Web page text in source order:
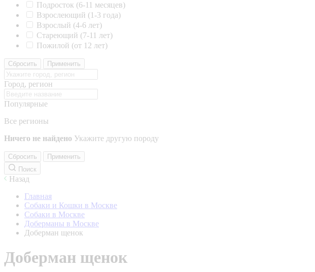
Подросток (6-11 месяцев)
Взрослеющий (1-3 года)
Взрослый (4-6 лет)
Стареющий (7-11 лет)
Пожилой (от 12 лет)
Сбросить Применить
Город, регион
Популярные
Все регионы
Ничего не найдено Укажите другую породу
Сбросить
Применить
Поиск
Назад
Главная
Собаки и Кошки в Москве
Собаки в Москве
Доберманы в Москве
Доберман щенок
Доберман щенок